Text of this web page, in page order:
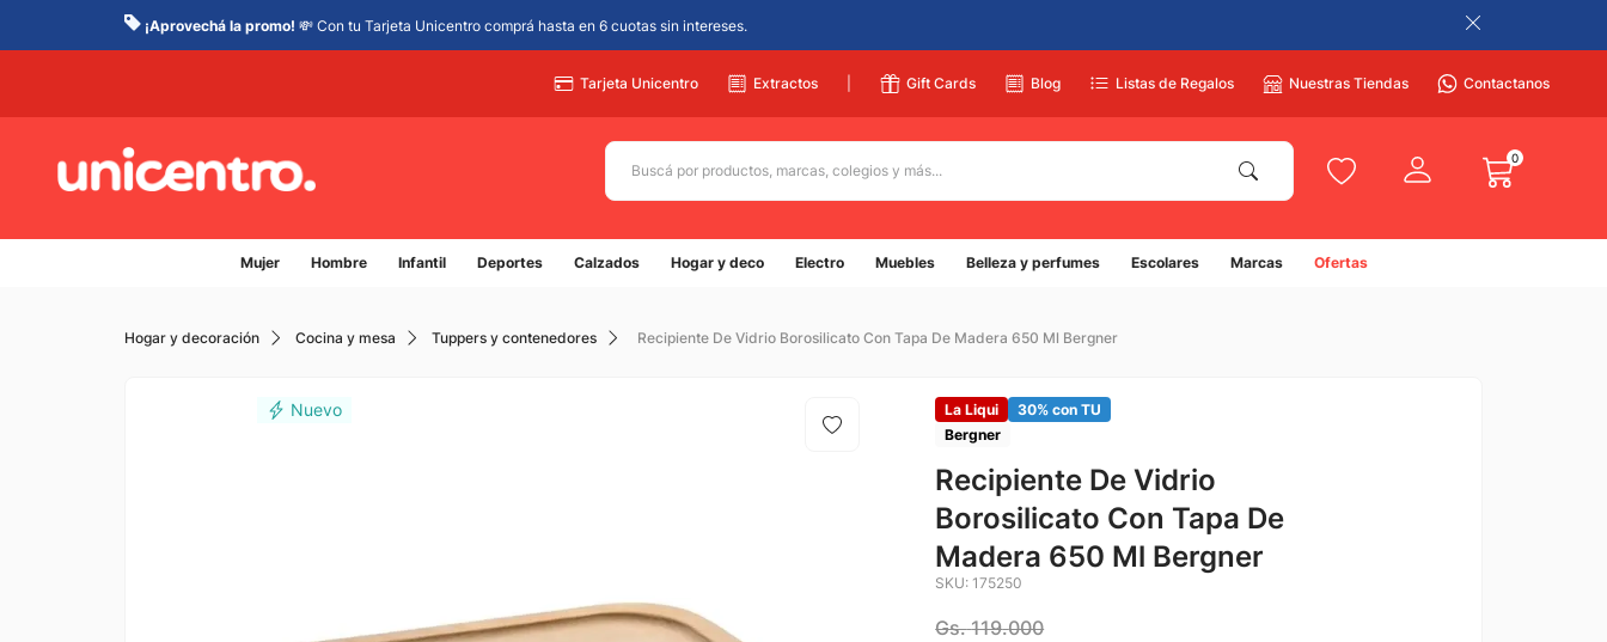
¡Aprovechá la promo! 💸 Con tu Tarjeta Unicentro comprá hasta en 6 cuotas sin intereses.
Tarjeta Unicentro Extractos Gift Cards Blog Listas de Regalos Nuestras Tiendas Contactanos
Buscá por productos, marcas, colegios y más... 0
Mujer Hombre Infantil Deportes Calzados Hogar y deco Electro Muebles Belleza y perfumes Escolares Marcas Ofertas
Hogar y decoración Cocina y mesa Tuppers y contenedores Recipiente De Vidrio Borosilicato Con Tapa De Madera 650 Ml Bergner
La Liqui
30% con TU
Bergner
Recipiente De Vidrio
Borosilicato Con Tapa De
Madera 650 Ml Bergner
SKU: 175250
Gs. 119.000
Términos más buscados